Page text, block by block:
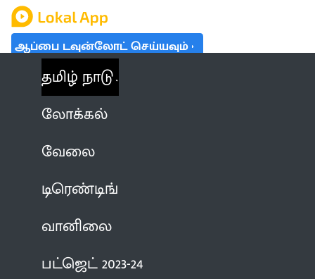
ஆப்பை டவுன்லோட் செய்யவும்
தமிழ் நாடு
லோக்கல்
வேலை
டிரெண்டிங்
வானிலை
பட்ஜெட் 2023-24